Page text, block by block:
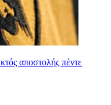
αποστολής πέντε